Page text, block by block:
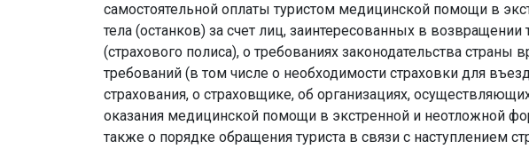
самостоятельной оплаты туристом медицинской помощи в
тела (останков) за счет лиц, заинтересованных в возвращении
(страхового полиса), о требованиях законодательства
требований (в том числе о необходимости страховки для
страхования, о страховщике, об организациях,
оказания медицинской помощи в экстренной и неотложной
также о порядке обращения туриста в связи с наступлением